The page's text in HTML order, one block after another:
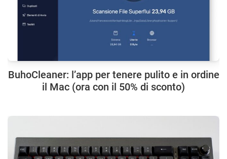
BuhoCleaner: l’app per tenere pulito e in ordine
il Mac (ora con il 50% di sconto)